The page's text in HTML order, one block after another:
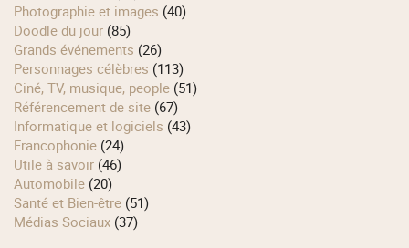
Photographie et images (40)
Doodle du jour (85)
Grands événements (26)
Personnages célèbres (113)
Ciné, TV, musique, people (51)
Référencement de site (67)
Informatique et logiciels (43)
Francophonie (24)
Utile à savoir (46)
Automobile (20)
Santé et Bien-être (51)
Médias Sociaux (37)